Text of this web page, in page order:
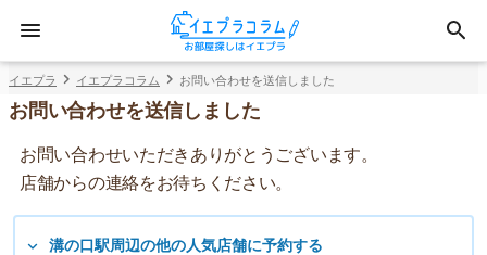
イエプラ イエプラコラム お問い合わせを送信しました
お問い合わせを送信しました
お問い合わせいただきありがとうございます。
店舗からの連絡をお待ちください。
溝の口駅周辺の他の人気店舗に予約する